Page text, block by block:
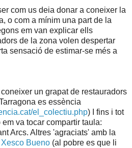
com us deia donar a coneixer la
o com a mínim una part de la
em van explicar ells
de la zona volen despertar
sensació de estimar-se més a
un grapat de restauradors
es essència
el_colectiu.php) I fins i tot
va tocar compartir taula:
Arcs. Altres 'agraciats' amb la
Xesco Bueno (al pobre es que li